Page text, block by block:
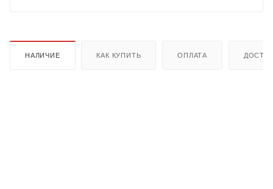
НАЛИЧИЕ КАК КУПИТЬ ОПЛАТА